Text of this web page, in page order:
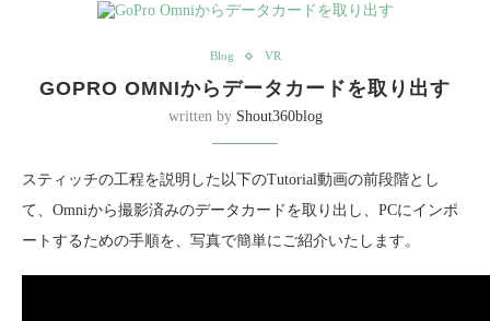
Blog VR
GOPRO OMNIからデータカードを取り出す
written by Shout360blog
スティッチの工程を説明した以下のTutorial動画の前段階とし
て、Omniから撮影済みのデータカードを取り出し、PCにインポ
ートするための手順を、写真で簡単にご紹介いたします。